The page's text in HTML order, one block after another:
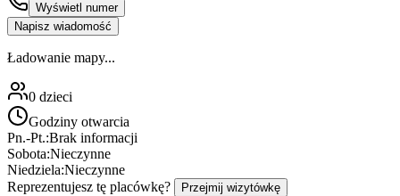
Wyświetl numer
Napisz wiadomość
Ładowanie mapy...
0 dzieci
Godziny otwarcia
Pn.-Pt.:Brak informacji
Sobota:Nieczynne
Niedziela:Nieczynne
Reprezentujesz tę placówkę?
Przejmij wizytówkę